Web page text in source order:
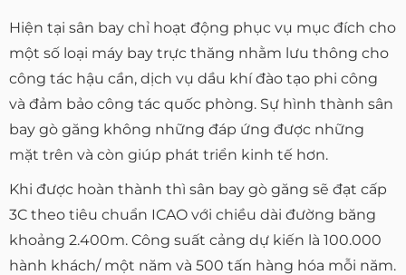
Hiện tại sân bay chỉ hoạt động phục vụ mục đích cho
một số loại máy bay trực thăng nhằm lưu thông cho
công tác hậu cần, dịch vụ dầu khí đào tạo phi công
và đảm bảo công tác quốc phòng. Sự hình thành sân
bay gò găng không những đáp ứng được những
mặt trên và còn giúp phát triển kinh tế hơn.
Khi được hoàn thành thì sân bay gò găng sẽ đạt cấp
3C theo tiêu chuẩn ICAO với chiều dài đường băng
khoảng 2.400m. Công suất cảng dự kiến là 100.000
hành khách/ một năm và 500 tấn hàng hóa mỗi năm.